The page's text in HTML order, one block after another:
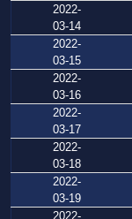
2022-
03-14
2022-
03-15
2022-
03-16
2022-
03-17
2022-
03-18
2022-
03-19
2022-